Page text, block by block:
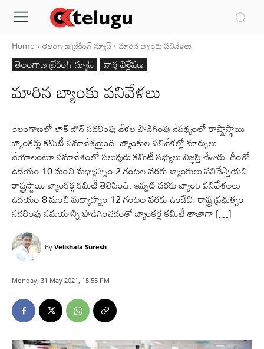
Home తెలంగాణ బ్రేకింగ్ న్యూస్ మారిన బ్యాంకు పనివేళలు
తెలంగాణ బ్రేకింగ్ న్యూస్ వార్త విశ్లేషణ
మారిన బ్యాంకు పనివేళలు
తెలంగాణలో లాక్ డౌన్ సడలింపు వేళల పొడిగింపు నేపథ్యంలో రాష్ట్రాస్థాయి
బ్యాంకర్లు కమిటీ సమావేశమైంది. బ్యాంకుల పనివేళల్లో మార్పులు
చేయాలంటూ సమావేశంలో పలువురు కమిటీ సభ్యులు విజ్ఞప్తి చేశారు. దీంతో
ఉదయం 10 నుంచి మధ్యాహ్నం 2 గంటల వరకు బ్యాంకులు పనిచేస్తాయని
రాష్ట్రస్థాయి బ్యాంకర్ల కమిటీ తెలిపింది. ఇప్పటి వరకు బ్యాంక్ పనివేశలలు
ఉదయం 8 నుంచి మధ్యాహ్నం 12 గంటల వరకు ఉండేవి. రాష్ట్ర ప్రభుత్వం
సడలింపు సమయాన్ని పొడిగించడంతో బ్యాంకర్ల కమిటీ తాజాగా […]
By Velishala Suresh
Monday, 31 May 2021, 15:55 PM